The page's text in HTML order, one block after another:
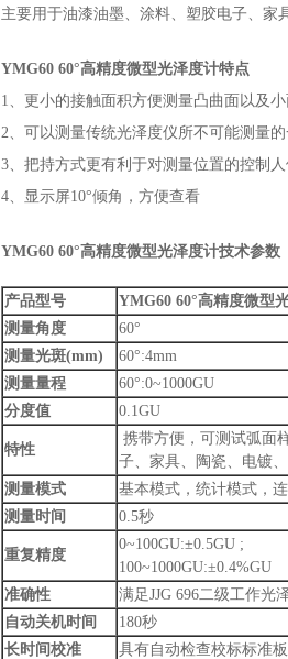
主要用于油漆油墨、涂料、塑胶电子、家
YMG60 60°高精度微型光泽度计特点
1、更小的接触面积方便测量凸曲面以及小
2、可以测量传统光泽度仪所不可能测量
3、把持方式更有利于对测量位置的控制人
4、显示屏10°倾角，方便查看
YMG60 60°高精度微型光泽度计技术参数
产品型号
YMG60 60°高精度微型
测量角度
60°
测量光斑(mm)
60°:4mm
测量量程
60°:0~1000GU
分度值
0.1GU
特性
携带方便，可测试弧面
子、家具、陶瓷、电镀
测量模式
基本模式，统计模式，
测量时间
0.5秒
重复精度
0~100GU:±0.5GU ;
100~1000GU:±0.4%GU
准确性
满足JJG 696二级工作光
自动关机时间
180秒
长时间校准
具有自动检查校标标准